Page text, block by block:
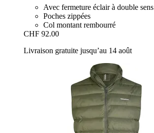
Avec fermeture éclair à double sens
Poches zippées
Col montant rembourré
CHF 92.00
Livraison gratuite jusqu’au 14 août